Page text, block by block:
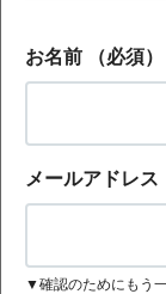
お名前 （必須）
メールアドレス
▼確認のためにもう